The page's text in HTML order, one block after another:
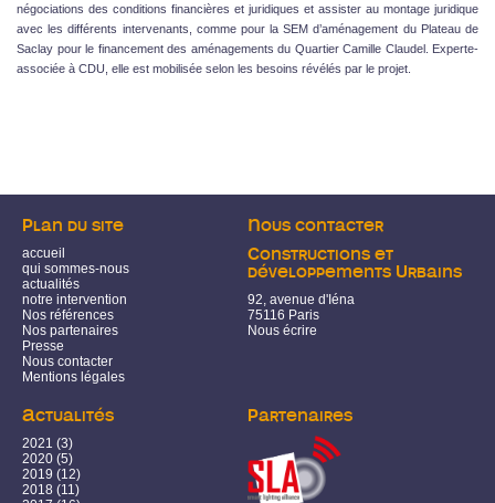
négociations des conditions financières et juridiques et assister au montage juridique
avec les différents intervenants, comme pour la SEM d’aménagement du Plateau de
Saclay pour le financement des aménagements du Quartier Camille Claudel. Experte-
associée à CDU, elle est mobilisée selon les besoins révélés par le projet.
Plan du site
accueil
qui sommes-nous
actualités
notre intervention
Nos références
Nos partenaires
Presse
Nous contacter
Mentions légales
Nous contacter
Constructions et
développements Urbains
92, avenue d'Iéna
75116 Paris
Nous écrire
Actualités
2021 (3)
2020 (5)
2019 (12)
2018 (11)
Partenaires